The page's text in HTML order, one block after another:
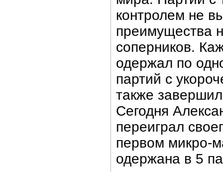
контролем не
преимущества
соперников.
одержал по
партий с
также
Сегодня
переиграл
первом микро-
одержана в 5